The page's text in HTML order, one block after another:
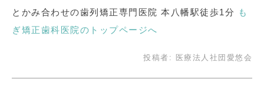
とかみ合わせの歯列矯正専門医院 本八幡駅徒歩1分
も
ぎ矯正歯科医院のトップページへ
投稿者: 医療法人社団愛悠会